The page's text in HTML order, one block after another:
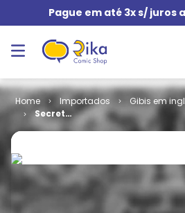
Pague em até 3x s/ juros
Importados Gibis em
Secret
Avengers #